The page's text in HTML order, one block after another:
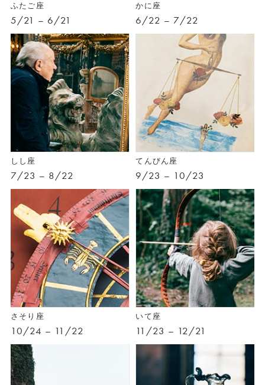
ふたご座
5/21 – 6/21
かに座
6/22 – 7/22
しし座
7/23 – 8/22
てんびん座
9/23 – 10/23
さそり座
10/24 – 11/22
いて座
11/23 – 12/21